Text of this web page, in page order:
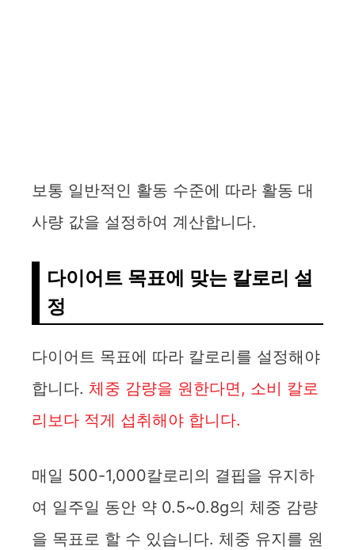
보통 일반적인 활동 수준에 따라 활동 대
사량 값을 설정하여 계산합니다.
다이어트 목표에 맞는 칼로리 설
정
다이어트 목표에 따라 칼로리를 설정해야
합니다. 체중 감량을 원한다면, 소비 칼로
리보다 적게 섭취해야 합니다.
매일 500-1,000칼로리의 결핍을 유지하
여 일주일 동안 약 0.5~0.8g의 체중 감량
을 목표로 할 수 있습니다. 체중 유지를 원